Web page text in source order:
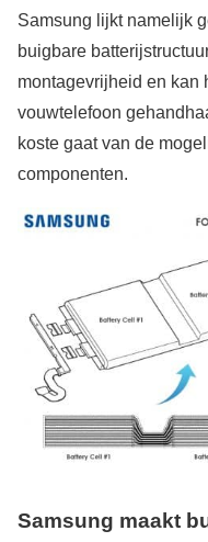
Samsung lijkt namelijk
buigbare
montagevrijheid en kan
vouwtelefoon
koste gaat van de
componenten.
Samsung maakt